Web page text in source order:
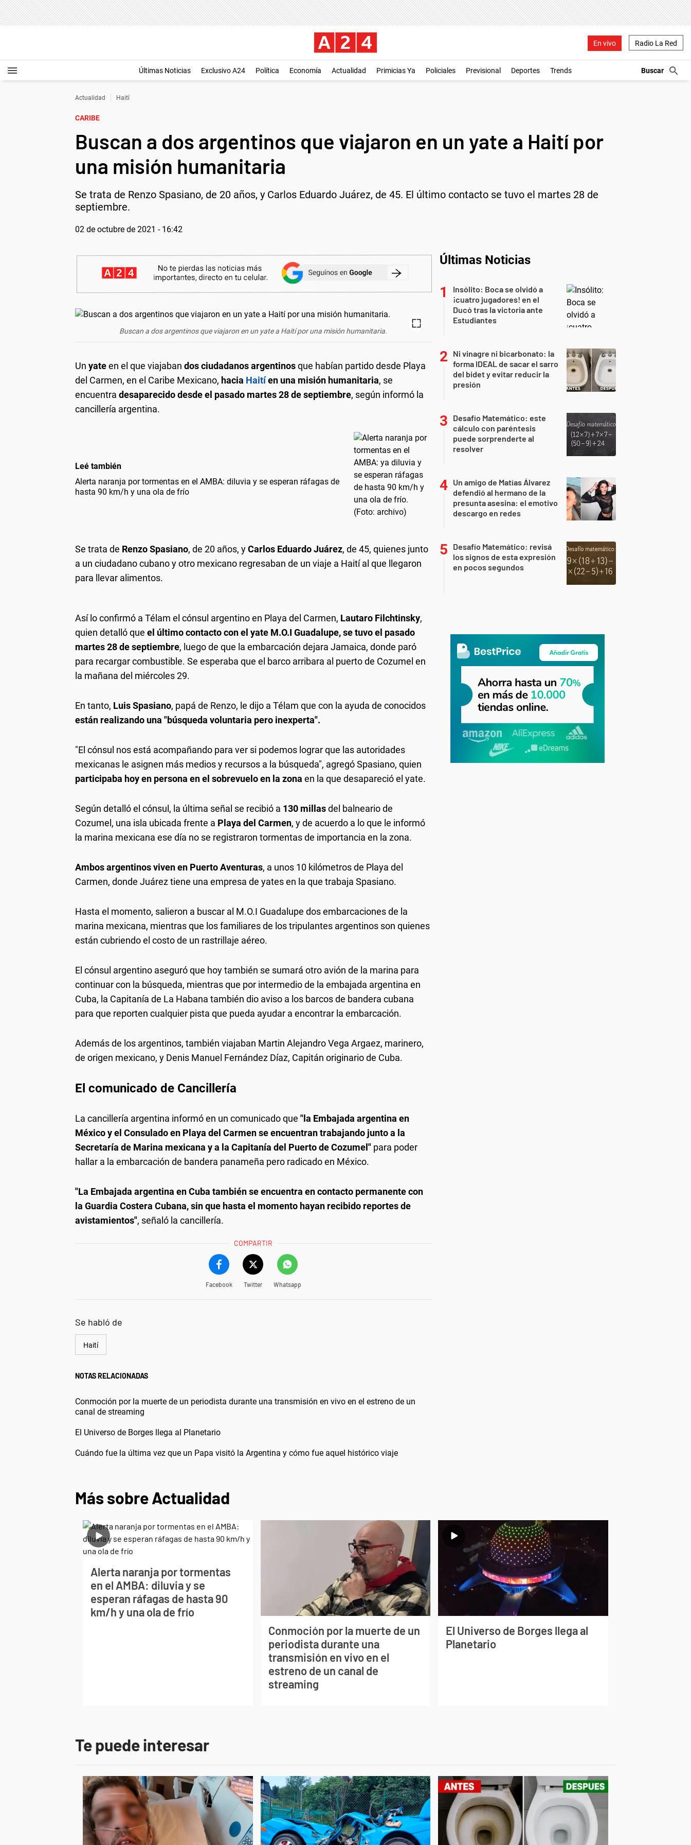
En vivo Radio La Red
Últimas Noticias Exclusivo A24 Política Economía Actualidad Primicias Ya Policiales Previsional Deportes Trends
Actualidad Haití
CARIBE
Buscan a dos argentinos que viajaron en un yate a Haití por
una misión humanitaria
Se trata de Renzo Spasiano, de 20 años, y Carlos Eduardo Juárez, de 45. El último contacto se tuvo el martes 28 de
septiembre.
02 de octubre de 2021 - 16:42
Buscan a dos argentinos que viajaron en un yate a Haití por una misión humanitaria.
Un yateen el que viajaban dos ciudadanos argentinosque habían partido desde Playa
del Carmen, en el Caribe Mexicano, hacia Haitíen una misión humanitaria, se
encuentra desaparecido desde el pasado martes 28 de septiembre, según informó la
cancillería argentina.
Leé también
Alerta naranja por tormentas en el AMBA: diluvia y se esperan ráfagas de
hasta 90 km/h y una ola de frío
Se trata de Renzo Spasiano, de 20 años, yCarlos Eduardo Juárez, de 45, quienes junto
a un ciudadano cubano y otro mexicano regresaban de un viaje a Haití al que llegaron
para llevar alimentos.
Así lo confirmó a Télam el cónsul argentino en Playa del Carmen, Lautaro Filchtinsky,
quien detalló que el último contacto con el yate M.O.I Guadalupe, se tuvo el pasado
martes 28 de septiembre, luego de que la embarcación dejara Jamaica, donde paró
para recargar combustible. Se esperaba que el barco arribara al puerto de Cozumel en
la mañana del miércoles 29.
En tanto, Luis Spasiano, papá de Renzo, le dijo a Télam que con la ayuda de conocidos
están realizando una "búsqueda voluntaria pero inexperta".
"El cónsul nos está acompañando para ver si podemos lograr que las autoridades
mexicanas le asignen más medios y recursos a la búsqueda", agregó Spasiano, quien
participaba hoy en persona en el sobrevuelo en la zona en la que desapareció el yate.
Según detalló el cónsul, la última señal se recibió a 130 millasdel balneario de
Cozumel, una isla ubicada frente a Playa del Carmen, y de acuerdo a lo que le informó
la marina mexicana ese día no se registraron tormentas de importancia en la zona.
Ambos argentinos viven en Puerto Aventuras, a unos 10 kilómetros de Playa del
Carmen, donde Juárez tiene una empresa de yates en la que trabaja Spasiano.
Hasta el momento, salieron a buscar al M.O.I Guadalupe dos embarcaciones de la
marina mexicana, mientras que los familiares de los tripulantes argentinos son quienes
están cubriendo el costo de un rastrillaje aéreo.
El cónsul argentino aseguró que hoy también se sumará otro avión de la marina para
continuar con la búsqueda, mientras que por intermedio de la embajada argentina en
Cuba, la Capitanía de La Habana también dio aviso a los barcos de bandera cubana
para que reporten cualquier pista que pueda ayudar a encontrar la embarcación.
Además de los argentinos, también viajaban Martin Alejandro Vega Argaez, marinero,
de origen mexicano, y Denis Manuel Fernández Díaz, Capitán originario de Cuba.
El comunicado de Cancillería
La cancillería argentina informó en un comunicado que "la Embajada argentina en
México y el Consulado en Playa del Carmen se encuentran trabajando junto a la
Secretaría de Marina mexicana y a la Capitanía del Puerto de Cozumel" para poder
hallar a la embarcación de bandera panameña pero radicado en México.
"La Embajada argentina en Cuba también se encuentra en contacto permanente con
la Guardia Costera Cubana, sin que hasta el momento hayan recibido reportes de
avistamientos", señaló la cancillería.
COMPARTIR
Facebook Twitter Whatsapp
Se habló de
Haití
NOTAS RELACIONADAS
Conmoción por la muerte de un periodista durante una transmisión en vivo en el estreno de un
canal de streaming
El Universo de Borges llega al Planetario
Cuándo fue la última vez que un Papa visitó la Argentina y cómo fue aquel histórico viaje
Últimas Noticias
Insólito: Boca se olvidó a
¡cuatro jugadores! en el
Ducó tras la victoria ante
Estudiantes
Ni vinagre ni bicarbonato: la
forma IDEAL de sacar el sarro
del bidet y evitar reducir la
presión
Desafío Matemático: este
cálculo con paréntesis
puede sorprenderte al
resolver
Un amigo de Matías Álvarez
defendió al hermano de la
presunta asesina: el emotivo
descargo en redes
Desafío Matemático: revisá
los signos de esta expresión
en pocos segundos
Más sobre Actualidad
Alerta naranja por tormentas
en el AMBA: diluvia y se
esperan ráfagas de hasta 90
km/h y una ola de frío
Conmoción por la muerte de un
periodista durante una
transmisión en vivo en el
estreno de un canal de
streaming
El Universo de Borges llega al
Planetario
Te puede interesar